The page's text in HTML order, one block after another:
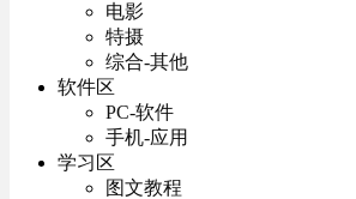
电影
特摄
综合-其他
软件区
PC-软件
手机-应用
学习区
图文教程